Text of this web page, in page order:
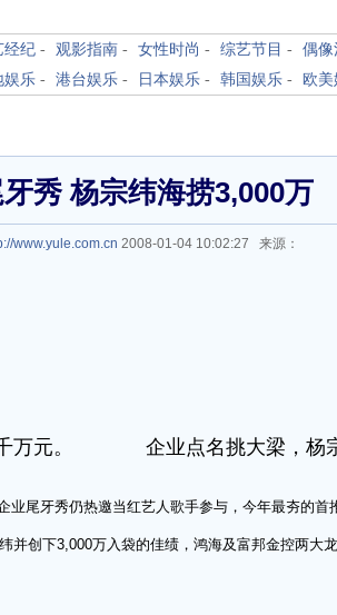
经纪 - 观影指南 - 女性时尚 - 综艺节目 - 偶像
娱乐 - 港台娱乐 - 日本娱乐 - 韩国娱乐 - 欧
秀 杨宗纬海捞3,000万
www.yule.com.cn 2008-01-04 10:02:27 来源：
万元。 企业点名挑大梁，杨宗
业尾牙秀仍热邀当红艺人歌手参与，今年最夯的首
并创下3,000万入袋的佳绩，鸿海及富邦金控两大